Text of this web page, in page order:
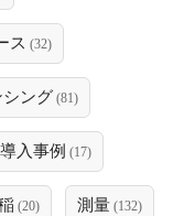
ス (32)
シング (81)
導入事例 (17)
(20) 測量 (132)